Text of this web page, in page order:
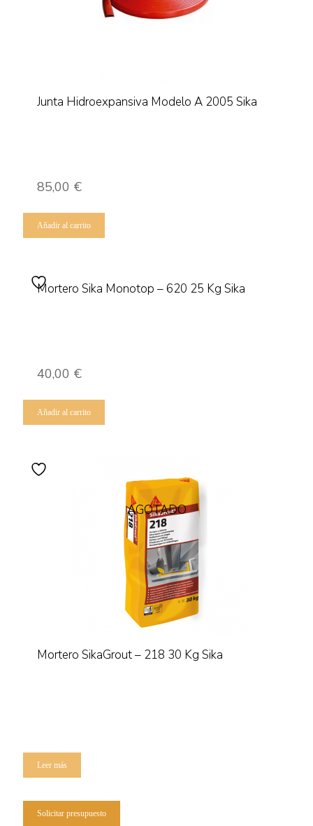
Junta Hidroexpansiva Modelo A 2005 Sika
85,00 €
Añadir al carrito
Mortero Sika Monotop – 620 25 Kg Sika
40,00 €
Añadir al carrito
AGOTADO
Mortero SikaGrout – 218 30 Kg Sika
Leer más
Solicitar presupuesto